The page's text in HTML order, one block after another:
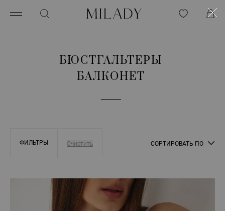
БЮСТГАЛЬТЕРЫ
БАЛКОНЕТ
ФИЛЬТРЫ СОРТИРОВАТЬ ПО